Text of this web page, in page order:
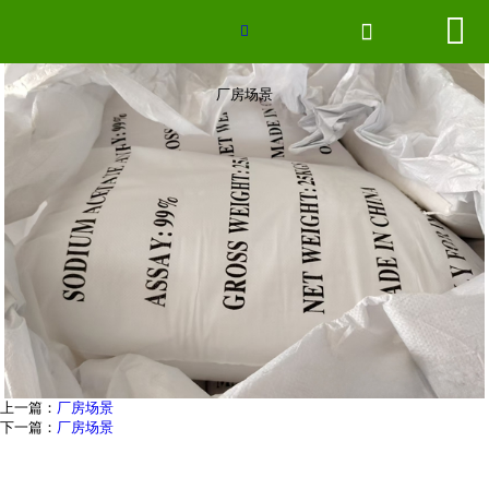
网站首页
联系我们
厂房场景
企业形象
2026世界杯官网
新闻中心

厂房场景
 
上一篇： 厂房场景
下一篇： 厂房场景